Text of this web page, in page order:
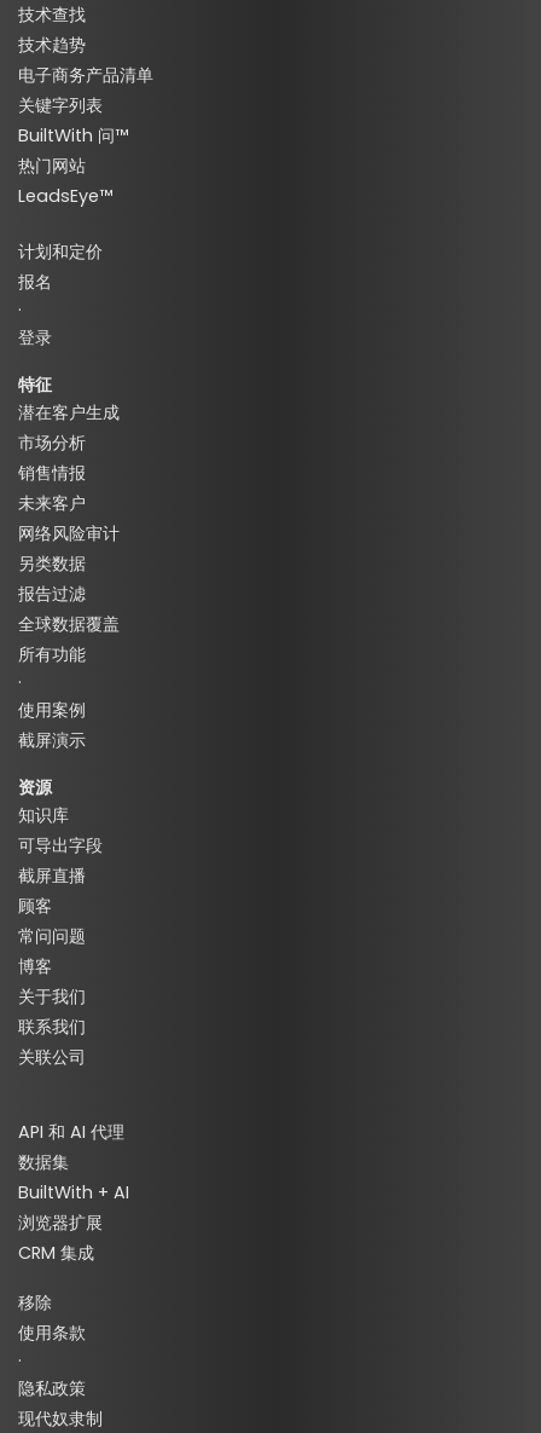
技术查找
技术趋势
电子商务产品清单
关键字列表
BuiltWith 问™
热门网站
LeadsEye™
计划和定价
报名
·
登录
特征
潜在客户生成
市场分析
销售情报
未来客户
网络风险审计
另类数据
报告过滤
全球数据覆盖
所有功能
·
使用案例
截屏演示
资源
知识库
可导出字段
截屏直播
顾客
常问问题
博客
关于我们
联系我们
关联公司
API 和 AI 代理
数据集
BuiltWith + AI
浏览器扩展
CRM 集成
移除
使用条款
·
隐私政策
现代奴隶制